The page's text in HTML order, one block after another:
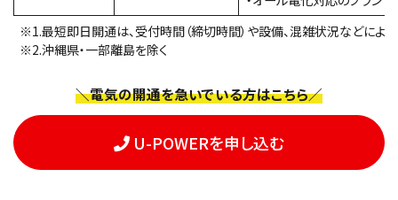
※1.最短即日開通は、受付時間（締切時間）や設備、混雑状況などにより
※2.沖縄県・一部離島を除く
＼電気の開通を急いでいる方はこちら／
U-POWERを申し込む